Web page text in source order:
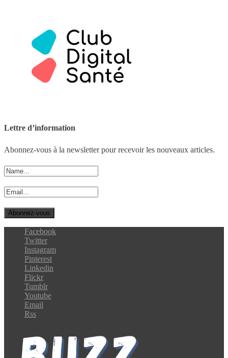
Lettre d’information
Abonnez-vous à la newsletter pour recevoir les nouveaux articles.
Facebook
Twitter
Instagram
Pinterest
Linkedin
Flickr
Tumblr
Youtube
Email
Rss